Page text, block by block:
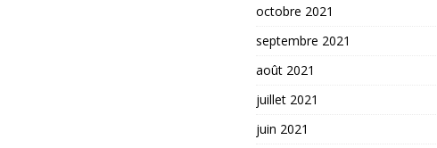
octobre 2021
septembre 2021
août 2021
juillet 2021
juin 2021